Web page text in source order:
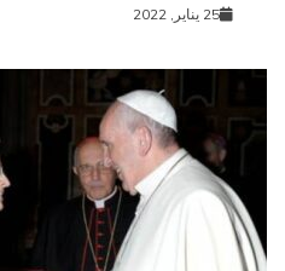
25 يناير, 2022